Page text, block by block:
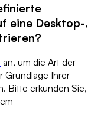
eine Desktop-,
an, um die Art der
Grundlage Ihrer
Bitte erkunden Sie,